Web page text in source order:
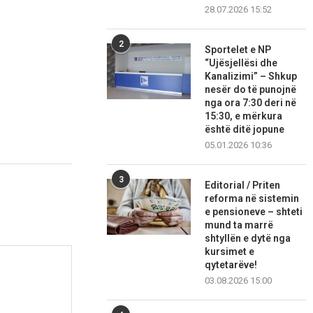
28.07.2026 15:52
2
Sportelet e NP
“Ujësjellësi dhe
Kanalizimi” – Shkup
nesër do të punojnë
nga ora 7:30 deri në
15:30, e mërkura
është ditë jopune
05.01.2026 10:36
3
Editorial / Priten
reforma në sistemin
e pensioneve – shteti
mund ta marrë
shtyllën e dytë nga
kursimet e
qytetarëve!
03.08.2026 15:00